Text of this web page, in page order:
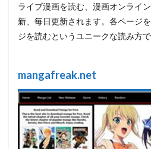
ライブ漫画を読む、漫画オンライ
新、毎日更新されます。各ページ
ジを読むというユニークな読み方で
mangafreak.net